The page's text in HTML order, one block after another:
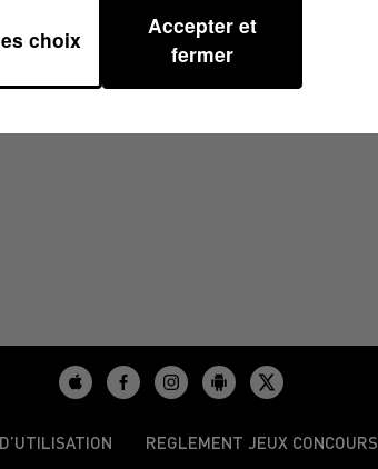
REGLEMENT JEUX CONCOURS
choix
Accepter et
fermer